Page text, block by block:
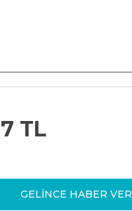
TL
GELİNCE HABER VER